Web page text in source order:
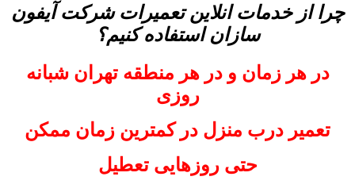
چرا از خدمات انلاین تعمیرات شرکت آیفون
سازان استفاده کنیم؟
در هر زمان و در هر منطقه تهران شبانه
روزی
تعمیر درب منزل در کمترین زمان ممکن
حتی روزهایی تعطیل